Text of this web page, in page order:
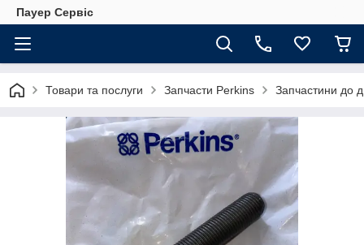
Пауер Сервіс
Товари та послуги Запчасти Perkins Запчастини до